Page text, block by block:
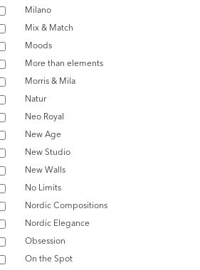
Milano
Mix & Match
Moods
More than elements
Morris & Mila
Natur
Neo Royal
New Age
New Studio
New Walls
No Limits
Nordic Compositions
Nordic Elegance
Obsession
On the Spot